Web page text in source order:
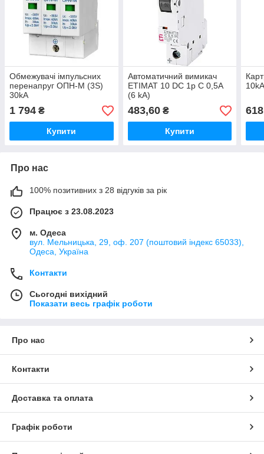
Обмежувачі імпульсних
перенапруг ОПН-М (3S)
30kA
1 794 ₴
Купити
Автоматичний вимикач
ETIMAT 10 DC 1p C 0,5A
(6 kA)
483,60₴
Купити
618
Про нас
100% позитивних з 28 відгуків за рік
Працює з 23.08.2023
м. Одеса
вул. Мельницька, 29, оф. 207 (поштовий індекс 65033),
Одеса, Україна
Контакти
Сьогодні вихідний
Показати весь графік роботи
Про нас
Контакти
Доставка та оплата
Графік роботи